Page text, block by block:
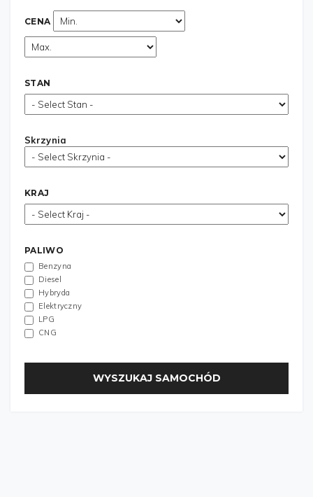
CENA
STAN
Skrzynia
KRAJ
PALIWO
Benzyna
Diesel
Hybryda
Elektryczny
LPG
CNG
WYSZUKAJ SAMOCHÓD